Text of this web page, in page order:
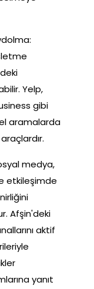
Yelp,
gibi
aramalarda
medya,
etkileşimde
Afşin'deki
aktif
yanıt